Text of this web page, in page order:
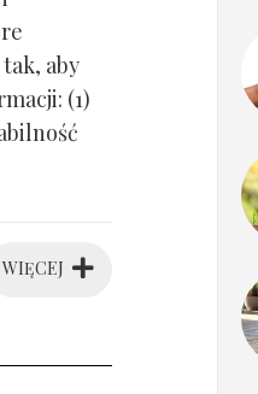
aby
(1)
WIĘCEJ